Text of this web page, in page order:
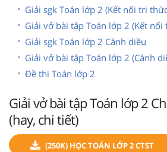
Giải sgk Toán lớp 2 (Kết nối tri
Giải vở bài tập Toán lớp 2 (Kết nối
Giải sgk Toán lớp 2 Cánh diều
Giải vở bài tập Toán lớp 2 (Cánh
Đề thi Toán lớp 2
Giải vở bài tập Toán lớp 2
(hay, chi tiết)
(250K) HỌC TOÁN LỚP 2 CTST